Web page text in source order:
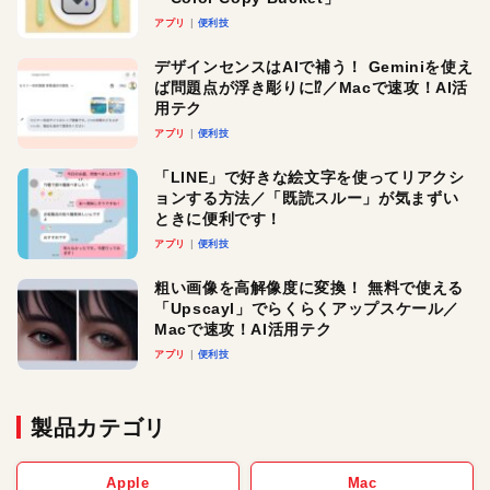
アプリ 便利技
デザインセンスはAIで補う！ Geminiを使え
ば問題点が浮き彫りに⁉︎／Macで速攻！AI活
用テク
アプリ 便利技
「LINE」で好きな絵文字を使ってリアクシ
ョンする方法／「既読スルー」が気まずい
ときに便利です！
アプリ 便利技
粗い画像を高解像度に変換！ 無料で使える
「Upscayl」でらくらくアップスケール／
Macで速攻！AI活用テク
アプリ 便利技
製品カテゴリ
Apple Mac